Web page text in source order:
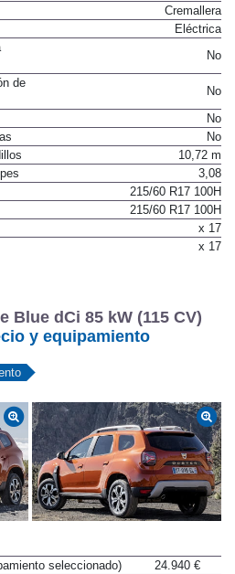
Cremallera
Eléctrica
No
de
No
No
No
10,72 m
3,08
215/60 R17 100H
215/60 R17 100H
x 17
x 17
Blue dCi 85 kW (115 CV)
y equipamiento
seleccionado)
24.940 €